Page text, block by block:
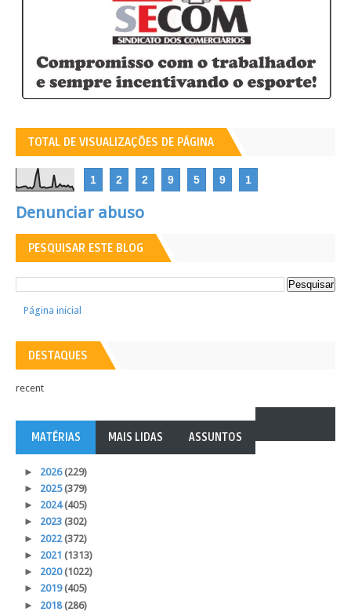
TOTAL DE VISUALIZAÇÕES DE PÁGINA
1 2 2 9 5 9 1
Denunciar abuso
PESQUISAR ESTE BLOG
Página inicial
DESTAQUES
recent
MATÉRIAS MAIS LIDAS ASSUNTOS
► 2026(229)
► 2025(379)
► 2024(405)
► 2023 (302)
► 2022(372)
► 2021 (1313)
► 2020(1022)
► 2019(405)
► 2018(286)